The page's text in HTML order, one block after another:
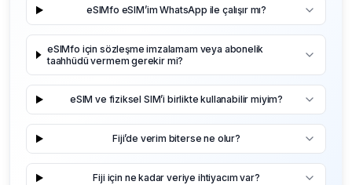
eSIMfo eSIM’im WhatsApp ile çalışır mı?
eSIMfo için sözleşme imzalamam veya abonelik
taahhüdü vermem gerekir mi?
eSIM ve fiziksel SIM’i birlikte kullanabilir miyim?
Fiji’de verim biterse ne olur?
Fiji için ne kadar veriye ihtiyacım var?